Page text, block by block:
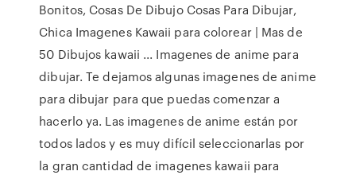
Bonitos, Cosas De Dibujo Cosas Para Dibujar,
Chica Imagenes Kawaii para colorear | Mas de
50 Dibujos kawaii ... Imagenes de anime para
dibujar. Te dejamos algunas imagenes de anime
para dibujar para que puedas comenzar a
hacerlo ya. Las imagenes de anime están por
todos lados y es muy difícil seleccionarlas por
la gran cantidad de imagenes kawaii para